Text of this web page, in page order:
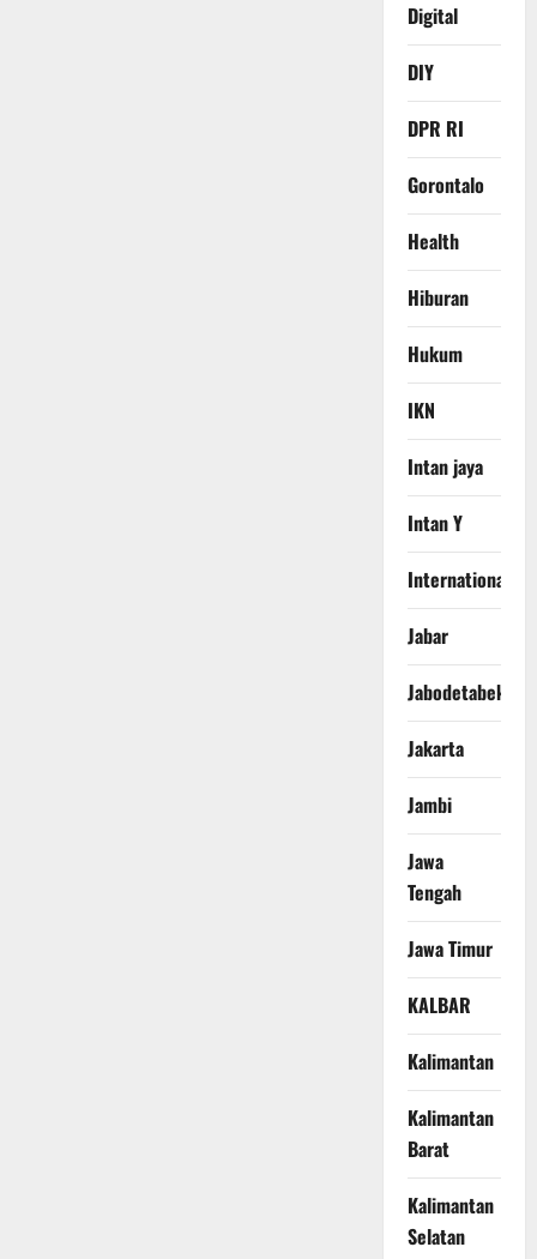
Digital
DIY
DPR RI
Gorontalo
Health
Hiburan
Hukum
IKN
Intan jaya
Intan Y
International
Jabar
Jabodetabek
Jakarta
Jambi
Jawa
Tengah
Jawa Timur
KALBAR
Kalimantan
Kalimantan
Barat
Kalimantan
Selatan